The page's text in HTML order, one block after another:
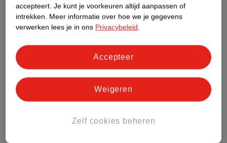
Nature Impact Score
Impact Score.
Meer informatie
Bestel & Bezorginformatie
accepteert. Je kunt je voorkeuren altijd aanpassen of
intrekken. Meer informatie over hoe we je gegevens
verwerken lees je in ons Privacybeleid.
Zelf cookies beheren
Weigeren
Accepteer